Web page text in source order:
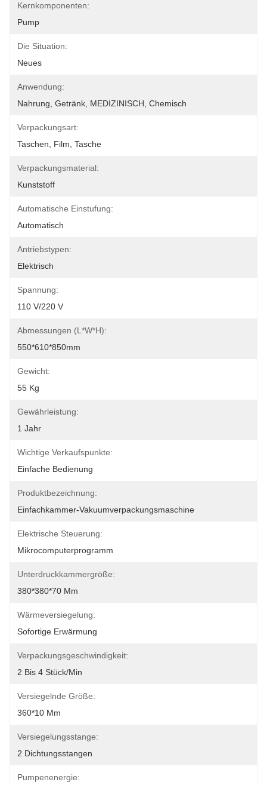
Kernkomponenten:
Pump
Die Situation:
Neues
Anwendung:
Nahrung, Getränk, MEDIZINISCH, Chemisch
Verpackungsart:
Taschen, Film, Tasche
Verpackungsmaterial:
Kunststoff
Automatische Einstufung:
Automatisch
Antriebstypen:
Elektrisch
Spannung:
110 V/220 V
Abmessungen (L*W*H):
550*610*850mm
Gewicht:
55 Kg
Gewährleistung:
1 Jahr
Wichtige Verkaufspunkte:
Einfache Bedienung
Produktbezeichnung:
Einfachkammer-Vakuumverpackungsmaschine
Elektrische Steuerung:
Mikrocomputerprogramm
Unterdruckkammergröße:
380*380*70 Mm
Wärmeversiegelung:
Sofortige Erwärmung
Verpackungsgeschwindigkeit:
2 Bis 4 Stück/min
Versiegelnde Größe:
360*10 Mm
Versiegelungsstange:
2 Dichtungsstangen
Pumpenenergie: